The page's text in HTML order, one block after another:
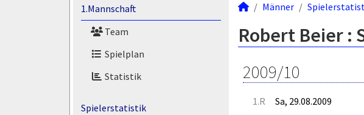
1.Mannschaft
Team
Spielplan
Statistik
Spielerstatistik
Männer
Robert Beier :
2009/10
1.R Sa, 29.08.2009